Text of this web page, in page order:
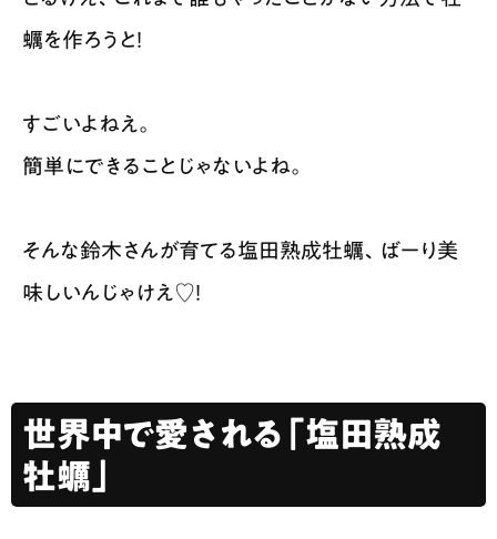
蠣を作ろうと！​
すごいよねえ。
簡単にできることじゃないよね。
そんな鈴木さんが育てる塩田熟成牡蠣、ばーり美
味しいんじゃけえ♡！
世界中で愛される「塩田熟成
牡蠣」